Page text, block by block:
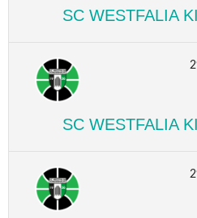
SC WESTFALIA
SC WESTFALIA